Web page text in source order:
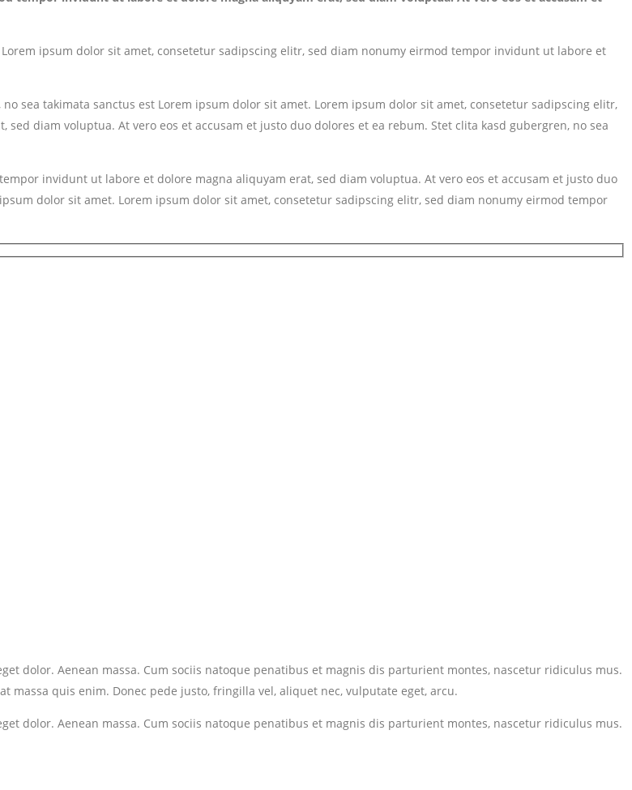
ipsum dolor sit amet, consetetur sadipscing elitr, sed diam nonumy eirmod tempor invidunt ut labore et
sea takimata sanctus est Lorem ipsum dolor sit amet. Lorem ipsum dolor sit amet, consetetur sadipscing elitr,
diam voluptua. At vero eos et accusam et justo duo dolores et ea rebum. Stet clita kasd gubergren, no sea
invidunt ut labore et dolore magna aliquyam erat, sed diam voluptua. At vero eos et accusam et justo duo
dolor sit amet. Lorem ipsum dolor sit amet, consetetur sadipscing elitr, sed diam nonumy eirmod tempor
dolor. Aenean massa. Cum sociis natoque penatibus et magnis dis parturient montes, nascetur ridiculus mus.
quis enim. Donec pede justo, fringilla vel, aliquet nec, vulputate eget, arcu.
dolor. Aenean massa. Cum sociis natoque penatibus et magnis dis parturient montes, nascetur ridiculus mus.